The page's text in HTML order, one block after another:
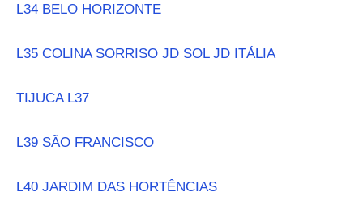
L34 BELO HORIZONTE
L35 COLINA SORRISO JD SOL JD ITÁLIA
TIJUCA L37
L39 SÃO FRANCISCO
L40 JARDIM DAS HORTÊNCIAS